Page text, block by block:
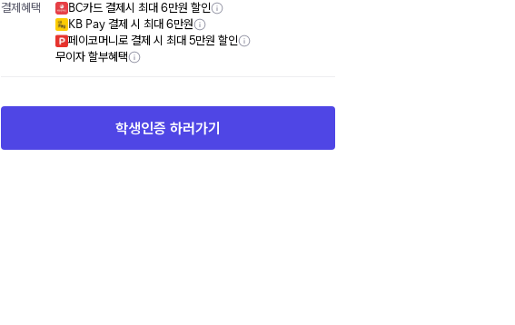
결제혜택
BC카드 결제시 최대 6만원 할인
KB Pay 결제 시 최대 6만원
페이코머니로 결제 시 최대 5만원 할인
무이자 할부혜택
학생인증 하러가기